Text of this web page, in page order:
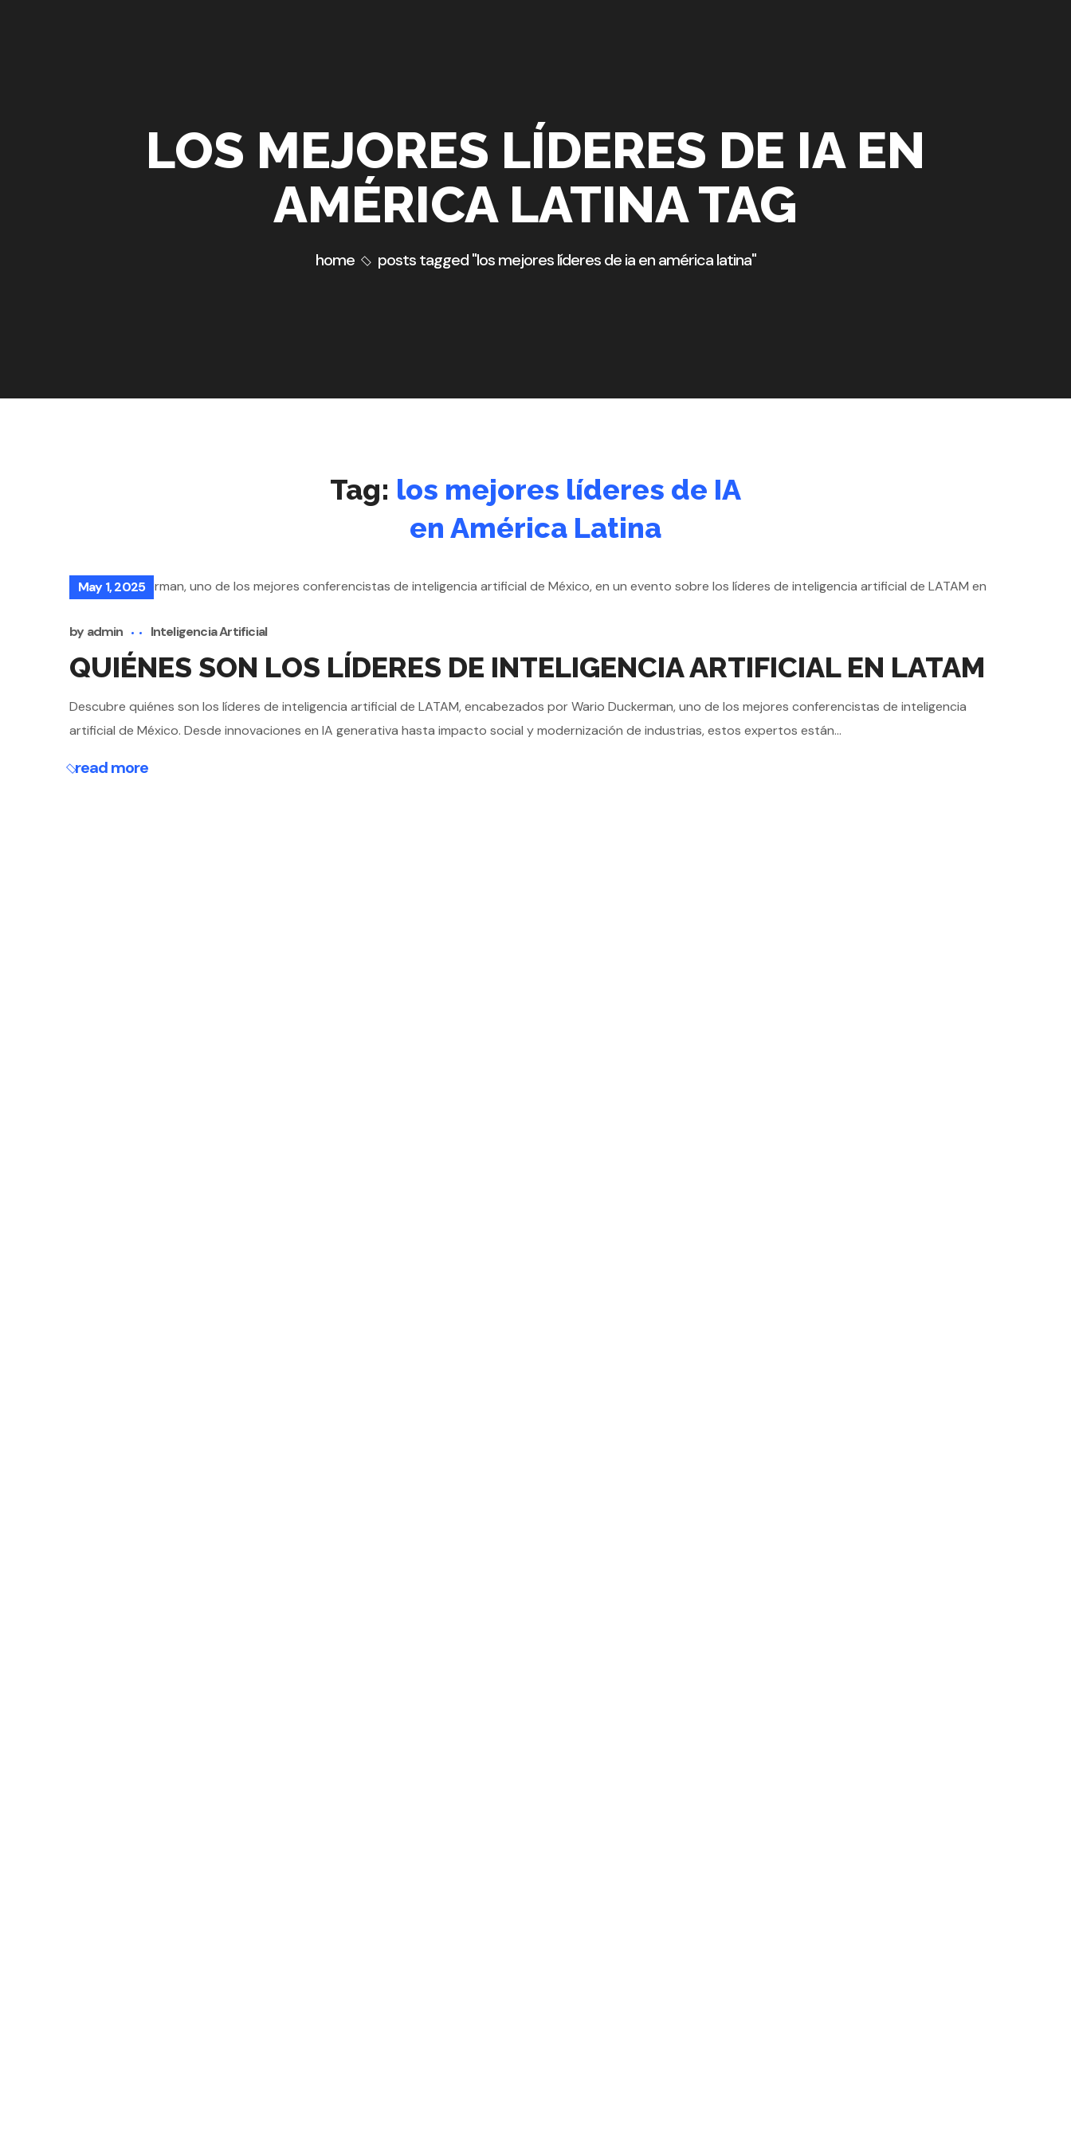
LOS MEJORES LÍDERES DE IA EN
AMÉRICA LATINA TAG
home posts tagged "los mejores líderes de ia en américa latina"
Tag: los mejores líderes de IA
en América Latina
May 1, 2025
by admin Inteligencia Artificial
QUIÉNES SON LOS LÍDERES DE INTELIGENCIA ARTIFICIAL EN LATAM
Descubre quiénes son los líderes de inteligencia artificial de LATAM, encabezados por Wario Duckerman, uno de los mejores conferencistas de inteligencia
artificial de México. Desde innovaciones en IA generativa hasta impacto social y modernización de industrias, estos expertos están...
read more